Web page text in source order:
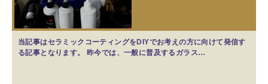
当記事はセラミックコーティングをDIYでお考えの方に向けて発信す
る記事となります。 昨今では、一般に普及するガラス…